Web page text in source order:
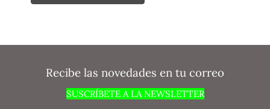
Recibe las novedades en tu correo
SUSCRÍBETE A LA NEWSLETTER